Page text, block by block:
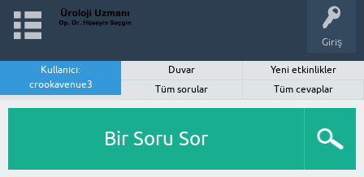
Giriş
Kullanıcı:
crookavenue3
Duvar
Yeni etkinlikler
Tüm sorular
Tüm cevaplar
Bir Soru Sor